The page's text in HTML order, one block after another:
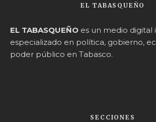
EL TABASQUEÑO
EL TABASQUEÑO es un medio
especializado en política, gobierno,
poder público en Tabasco.
SECCIONES